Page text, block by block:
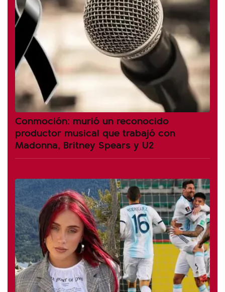
Conmoción: murió un reconocido
productor musical que trabajó con
Madonna, Britney Spears y U2